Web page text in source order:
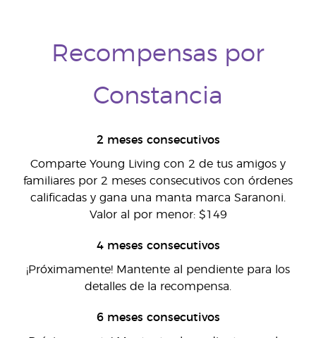
Recompensas por
Constancia
2 meses consecutivos
Comparte Young Living con 2 de tus amigos y
familiares por 2 meses consecutivos con órdenes
calificadas y gana una manta marca Saranoni.
Valor al por menor: $149
4 meses consecutivos
¡Próximamente! Mantente al pendiente para los
detalles de la recompensa.
6 meses consecutivos